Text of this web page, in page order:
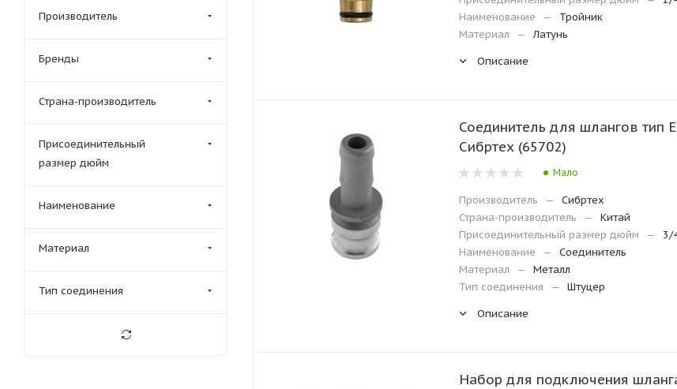
Наименование
—
Тройник
Материал
—
Латунь
Описание
Соединитель для шлангов тип
Сибртех (65702)
Мало
Производитель —
Сибртех
Страна-производитель
—
Китай
Присоединительный размер дюйм
—
3/
Наименование
—
Соединитель
Материал
—
Металл
Тип соединения
—
Штуцер
Описание
Набор для подключения
Производитель
Бренды
Страна-производитель
Присоединительный
размер дюйм
Наименование
Материал
Тип соединения